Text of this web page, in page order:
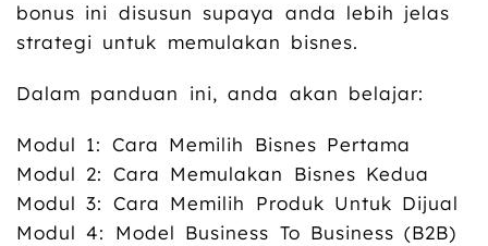
bonus ini disusun supaya anda lebih jelas
strategi untuk memulakan bisnes.
Dalam panduan ini, anda akan belajar:
Modul 1: Cara Memilih Bisnes Pertama
Modul 2: Cara Memulakan Bisnes Kedua
Modul 3: Cara Memilih Produk Untuk Dijual
Modul 4: Model Business To Business (B2B)